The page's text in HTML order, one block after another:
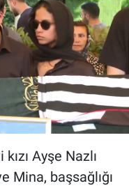
Ayşe Nazlı
Mina, başsağlığı